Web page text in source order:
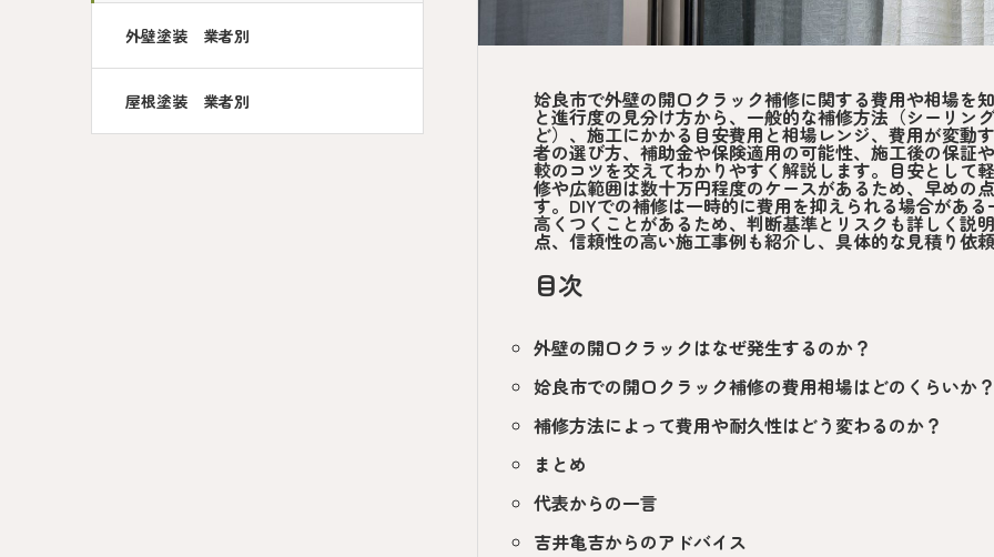
外壁塗装 業者別
屋根塗装 業者別 姶良市で外壁の開口クラック補修に関する費用や相場を
と進行度の見分け方から、一般的な補修方法（シーリン
ど）、施工にかかる目安費用と相場レンジ、費用が変動
者の選び方、補助金や保険適用の可能性、施工後の保証
較のコツを交えてわかりやすく解説します。目安として
修や広範囲は数十万円程度のケースがあるため、早めの
す。DIYでの補修は一時的に費用を抑えられる場合があ
高くつくことがあるため、判断基準とリスクも詳しく説
点、信頼性の高い施工事例も紹介し、具体的な見積り依
目次
外壁の開口クラックはなぜ発生するのか？
姶良市での開口クラック補修の費用相場はどのくらいか？
補修方法によって費用や耐久性はどう変わるのか？
まとめ
代表からの一言
吉井亀吉からのアドバイス